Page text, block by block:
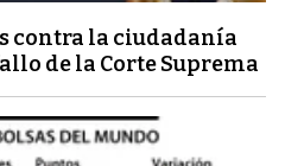
contra la ciudadanía
de la Corte Suprema